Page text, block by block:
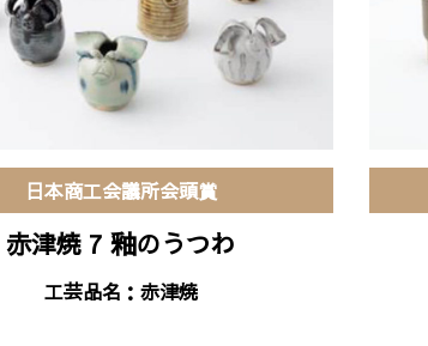
日本商工会議所会頭賞
赤津焼 7 釉のうつわ
工芸品名：赤津焼